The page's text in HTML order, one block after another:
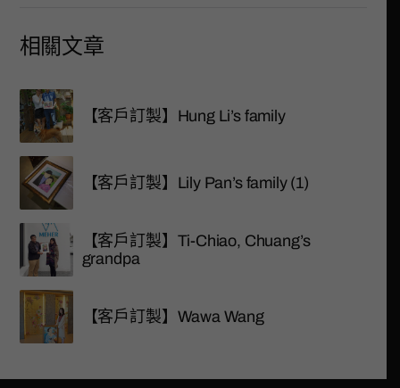
相關文章
【客戶訂製】Hung Li’s family
【客戶訂製】Lily Pan’s family (1)
【客戶訂製】Ti-Chiao, Chuang’s
grandpa
【客戶訂製】Wawa Wang